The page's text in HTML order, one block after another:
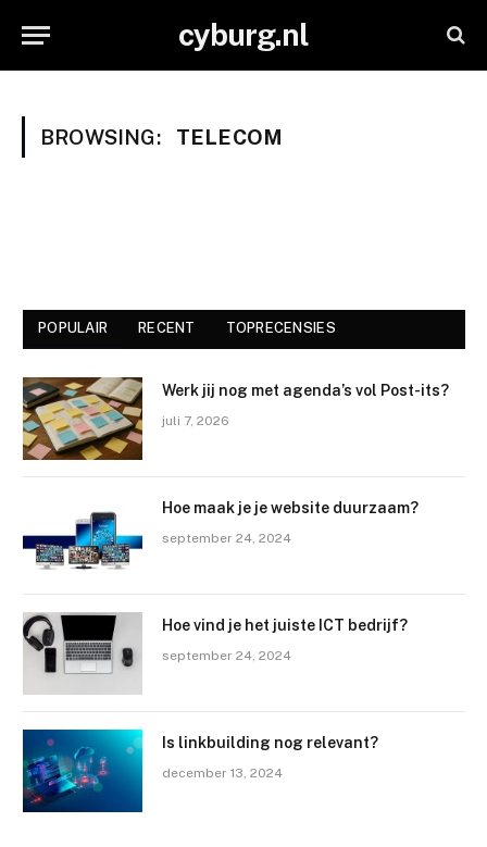
cyburg.nl
BROWSING: TELECOM
POPULAIR RECENT TOPRECENSIES
Werk jij nog met agenda’s vol Post-its?
juli 7, 2026
Hoe maak je je website duurzaam?
september 24, 2024
Hoe vind je het juiste ICT bedrijf?
september 24, 2024
Is linkbuilding nog relevant?
december 13, 2024